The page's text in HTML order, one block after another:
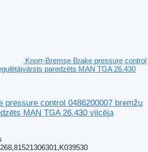
Knorr-Bremse Brake pressure control
paredzēts MAN TGA 26.430
pressure control 0486200007 bremžu
MAN TGA 26.430 vilcēja